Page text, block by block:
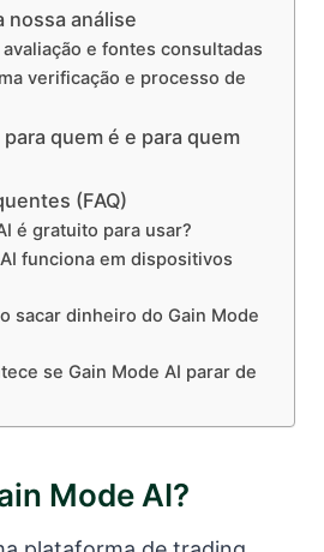
nossa análise
e fontes consultadas
verificação e processo de
quem é e para quem
(FAQ)
é gratuito para usar?
funciona em dispositivos
sacar dinheiro do Gain Mode
se Gain Mode AI parar de
Mode AI?